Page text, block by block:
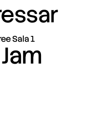
Sala 1